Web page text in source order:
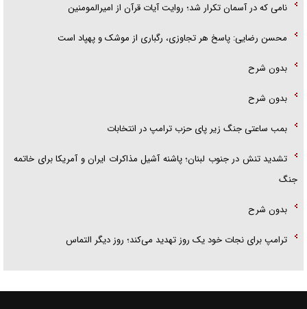
نامی که در آسمان تکرار شد؛ روایت آیات قرآن از امیرالمومنین
محسن رضایی: پاسخ هر تجاوزی، رگباری از موشک و پهپاد است
بدون شرح
بدون شرح
بمب ساعتی جنگ زیر پای حزب ترام‍پ در انتخابات
تشدید تنش در جنوب لبنان؛ پاشنه آشیل مذاکرات ایران و آمریکا برای خاتمه
جنگ
بدون شرح
ترامپ برای نجات خود یک روز تهدید می‌کند؛ روز دیگر التماس